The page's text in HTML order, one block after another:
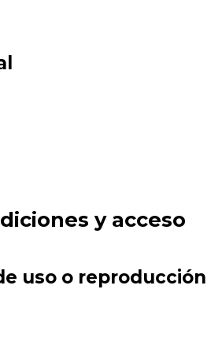
y acceso
uso o reproducción